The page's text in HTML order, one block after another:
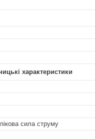
характеристики
сила струму